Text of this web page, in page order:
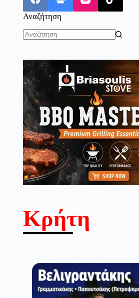
Αναζήτηση
Κρήτη